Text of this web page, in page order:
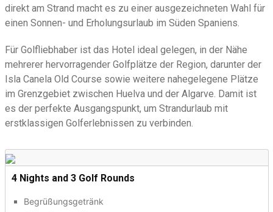
direkt am Strand macht es zu einer ausgezeichneten Wahl für
einen Sonnen- und Erholungsurlaub im Süden Spaniens.
Für Golfliebhaber ist das Hotel ideal gelegen, in der Nähe
mehrerer hervorragender Golfplätze der Region, darunter der
Isla Canela Old Course sowie weitere nahegelegene Plätze
im Grenzgebiet zwischen Huelva und der Algarve. Damit ist
es der perfekte Ausgangspunkt, um Strandurlaub mit
erstklassigen Golferlebnissen zu verbinden.
4 Nights and 3 Golf Rounds
Begrüßungsgetränk